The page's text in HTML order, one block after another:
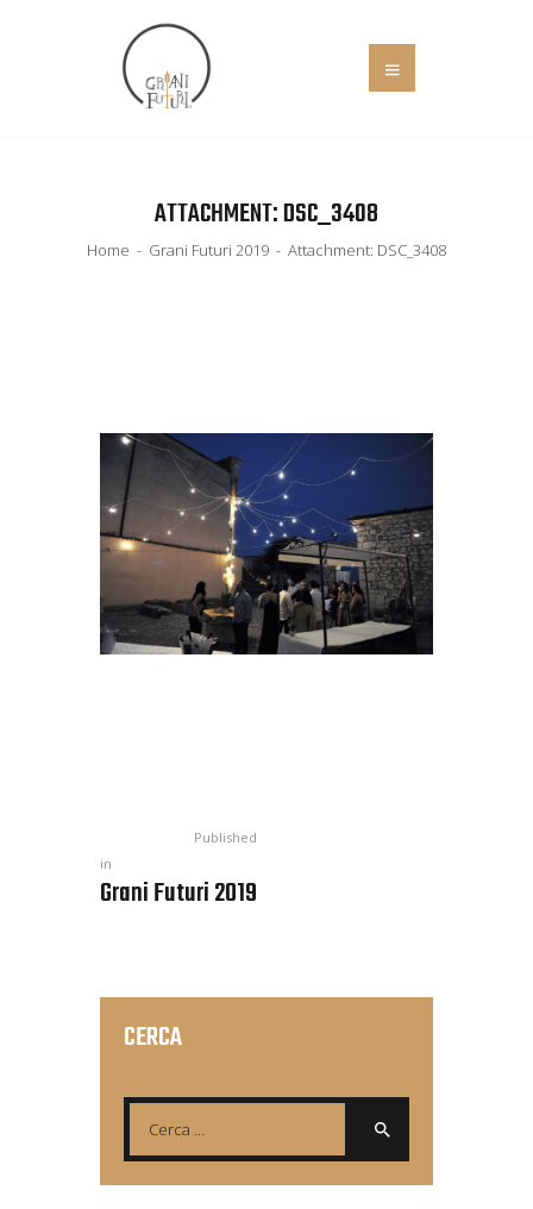
ATTACHMENT: DSC_3408
Home Grani Futuri 2019 Attachment: DSC_3408
EVENTI
Published
in
Grani Futuri 2019
CERCA